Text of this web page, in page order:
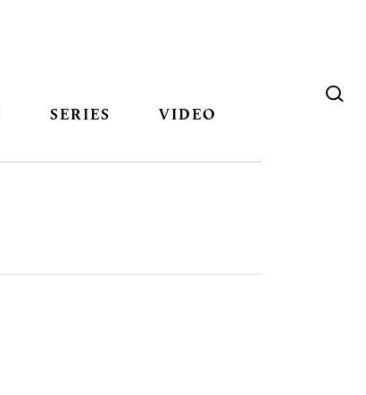
SERIES VIDEO